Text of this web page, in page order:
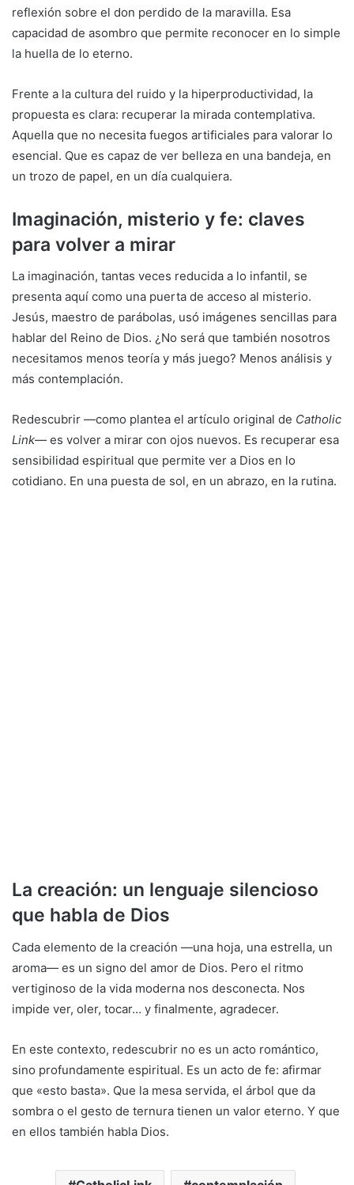
reflexión sobre el don perdido de la maravilla. Esa
capacidad de asombro que permite reconocer en lo simple
la huella de lo eterno.
Frente a la cultura del ruido y la hiperproductividad, la
propuesta es clara: recuperar la mirada contemplativa.
Aquella que no necesita fuegos artificiales para valorar lo
esencial. Que es capaz de ver belleza en una bandeja, en
un trozo de papel, en un día cualquiera.
Imaginación, misterio y fe: claves
para volver a mirar
La imaginación, tantas veces reducida a lo infantil, se
presenta aquí como una puerta de acceso al misterio.
Jesús, maestro de parábolas, usó imágenes sencillas para
hablar del Reino de Dios. ¿No será que también nosotros
necesitamos menos teoría y más juego? Menos análisis y
más contemplación.
Redescubrir —como plantea el artículo original de Catholic
Link— es volver a mirar con ojos nuevos. Es recuperar esa
sensibilidad espiritual que permite ver a Dios en lo
cotidiano. En una puesta de sol, en un abrazo, en la rutina.
La creación: un lenguaje silencioso
que habla de Dios
Cada elemento de la creación —una hoja, una estrella, un
aroma— es un signo del amor de Dios. Pero el ritmo
vertiginoso de la vida moderna nos desconecta. Nos
impide ver, oler, tocar… y finalmente, agradecer.
En este contexto, redescubrir no es un acto romántico,
sino profundamente espiritual. Es un acto de fe: afirmar
que «esto basta». Que la mesa servida, el árbol que da
sombra o el gesto de ternura tienen un valor eterno. Y que
en ellos también habla Dios.